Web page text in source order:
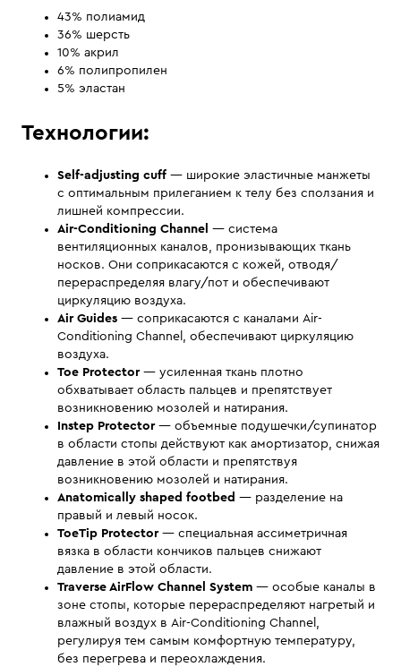
43% полиамид
36% шерсть
10% акрил
6% полипропилен
5% эластан
Технологии:
Self-adjusting cuff — широкие эластичные манжеты
с оптимальным прилеганием к телу без сползания и
лишней компрессии.
Air-Conditioning Channel — система
вентиляционных каналов, пронизывающих ткань
носков. Они соприкасаются с кожей, отводя/
перераспределяя влагу/пот и обеспечивают
циркуляцию воздуха.
Air Guides — соприкасаются с каналами Air-
Conditioning Channel, обеспечивают циркуляцию
воздуха.
Toe Protector— усиленная ткань плотно
обхватывает область пальцев и препятствует
возникновению мозолей и натирания.
Instep Protector— объемные подушечки/супинатор
в области стопы действуют как амортизатор, снижая
давление в этой области и препятствуя
возникновению мозолей и натирания.
Anatomically shaped footbed — разделение на
правый и левый носок.
ToeTip Protector— специальная ассиметричная
вязка в области кончиков пальцев снижают
давление в этой области.
Traverse AirFlow Channel System — особые каналы в
зоне стопы, которые перераспределяют нагретый и
влажный воздух в Air-Conditioning Channel,
регулируя тем самым комфортную температуру,
без перегрева и переохлаждения.